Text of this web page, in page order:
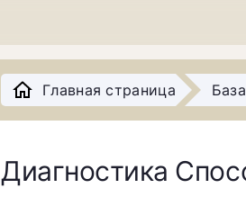
Главная страница
Диагностика